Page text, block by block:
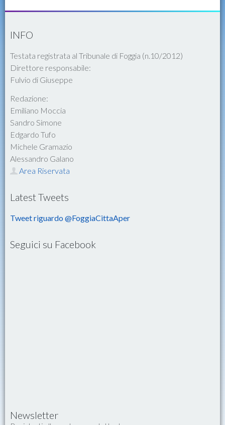
INFO
Testata registrata al Tribunale di Foggia (n.10/2012)
Direttore responsabile:
Fulvio di Giuseppe
Redazione:
Emiliano Moccia
Sandro Simone
Edgardo Tufo
Michele Gramazio
Alessandro Galano
Area Riservata
Latest Tweets
Tweet riguardo @FoggiaCittaAper
Seguici su Facebook
Newsletter